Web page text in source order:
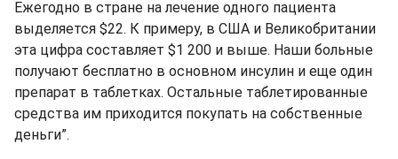
Ежегодно в стране на лечение одного пациента
выделяется $22. К примеру, в США и Великобритании
эта цифра составляет $1 200 и выше. Наши больные
получают бесплатно в основном инсулин и еще один
препарат в таблетках. Остальные таблетированные
средства им приходится покупать на собственные
деньги”.